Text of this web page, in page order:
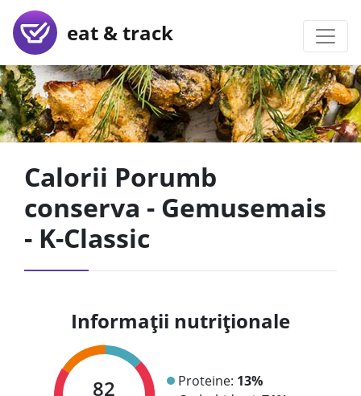
eat & track
Calorii Porumb
conserva - Gemusemais
- K-Classic
Informații nutriționale
82 Proteine: 13%